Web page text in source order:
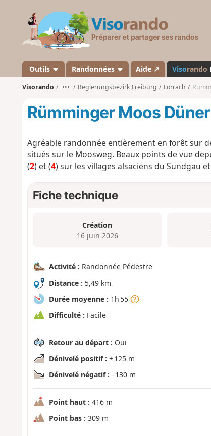
s
a
n
d
Outils Randonnées Aide ↗ Visorando
Visorando ••• Regierungsbezirk Freiburg Lörrach
Rümminger Moos
Agréable randonnée entièrement en forêt sur
situés sur le Moosweg. Beaux points de vue
(2) et (4) sur les villages alsaciens du Sundgau
Fiche technique
Création
16 juin 2026
Activité : Randonnée Pédestre
Distance : 5,49 km
Durée moyenne : 1h 55
Difficulté : Facile
Retour au départ : Oui
Dénivelé positif : + 125 m
Dénivelé négatif : - 130 m
Point haut : 416 m
Point bas : 309 m